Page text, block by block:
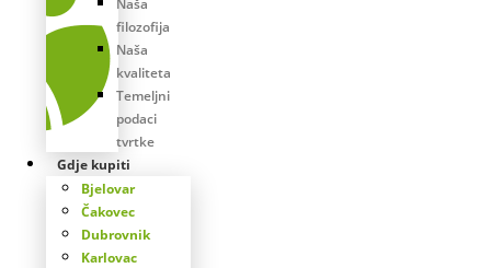
Naša
filozofija
Naša
kvaliteta
Temeljni
podaci
tvrtke
Gdje kupiti
Bjelovar
Čakovec
Dubrovnik
Karlovac